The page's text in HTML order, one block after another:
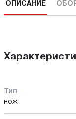
ОПИСАНИЕ
Тип
нож